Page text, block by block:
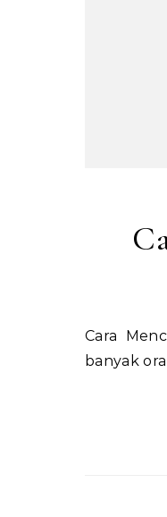
Cara Mencuci Sepatu Lari Murah dengan Mudah Sepatu lari murah sering menjadi pilihan bagi
banyak